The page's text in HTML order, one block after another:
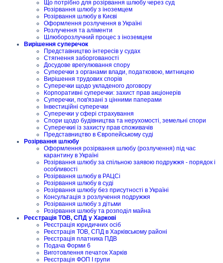
Що потрібно для розірвання шлюбу через суд
Розірвання шлюбу з іноземцем
Розірвання шлюбу в Києві
Оформлення розлучення в Україні
Розлучення та аліменти
Шлюборозлучний процес з іноземцем
Вирішення суперечок
Представництво інтересів у судах
Стягнення заборгованості
Досудове врегулювання спору
Суперечки з органами влади, податковою, митницею
Вирішення трудових спорів
Суперечки щодо укладеного договору
Корпоративні суперечки: захист прав акціонерів
Суперечки, пов'язані з цінними паперами
Інвестиційні суперечки
Суперечки у сфері страхування
Спори щодо будівництва та нерухомості, земельні спори
Суперечкиі із захисту прав споживачів
Представництво в Європейському суді
Розірвання шлюбу
Оформлення розірвання шлюбу (розлучення) під час
карантину в Україні
Розірвання шлюбу за спільною заявою подружжя - порядок і
особливості
Розірвання шлюбу в РАЦСі
Розірвання шлюбу в суді
Розірвання шлюбу без присутності в Україні
Консультація з розлучення подружжя
Розірвання шлюбу з дітьми
Розірвання шлюбу та розподіл майна
Реєстрація ТОВ, СПД у Харкові
Реєстрація юридичних осіб
Реєстрація ТОВ, СПД в Харківському районі
Реєстрація платника ПДВ
Подача Форми 6
Виготовлення печаток Харків
Реєстрація ФОП I групи